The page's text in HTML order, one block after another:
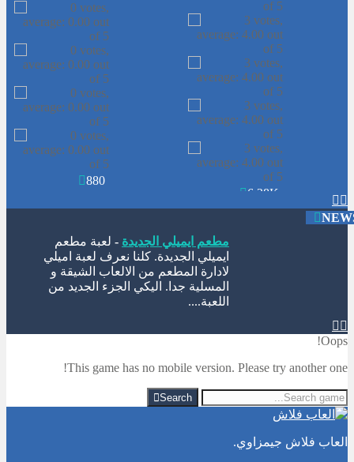
880
6.38K
 
الوجبات السريعة الجاهزة -لعبة الوجبات
السريعة الجاهزة المرحة بطريقة طريفة
وتحتاج الي مهارة وسرعة حول بواسطة
عربة الماكولات الصغيرة ان تصنع اكبر
لعبة الكرة العجيبة
لعبة الكرة العجيبة .
انها لعبة كرة قدم ولاكن بطريقة جديدة.
الكرة للامام حتي تصل الي المرمي...
مطعم ايميلي الجديدة - لعبة مطعم
ايميلي الجديدة. كلنا نعرف لعبة اميلي
لادارة المطعم من الالعاب الشيقة و
المسلية جدا. اليكي الجزء الجديد من
اللعبة....
لعبة الجيلي-لعبة الجيلي للاذكياء. مهمتك
الجيلي. لاحظ ان كل حبة عند تفجيرها
تتناثر بشكل مختلف. لديك...
لعبة تلبيس ملابس العمل-تلبيس ملابس
 
Oops!
This game has no mobile version. Please try another one!
Search
العاب فلاش جيمزاوي.